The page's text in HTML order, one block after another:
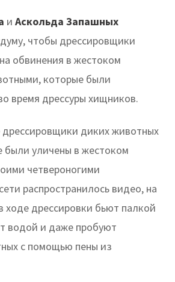
и Аскольда Запашных
чтобы дрессировщики
обвинения в жестоком
которые были
время дрессуры хищников.
дрессировщики диких животных
были уличены в жестоком
четвероногими
распространилось видео, на
ходе дрессировки бьют палкой
водой и даже пробуют
с помощью пены из